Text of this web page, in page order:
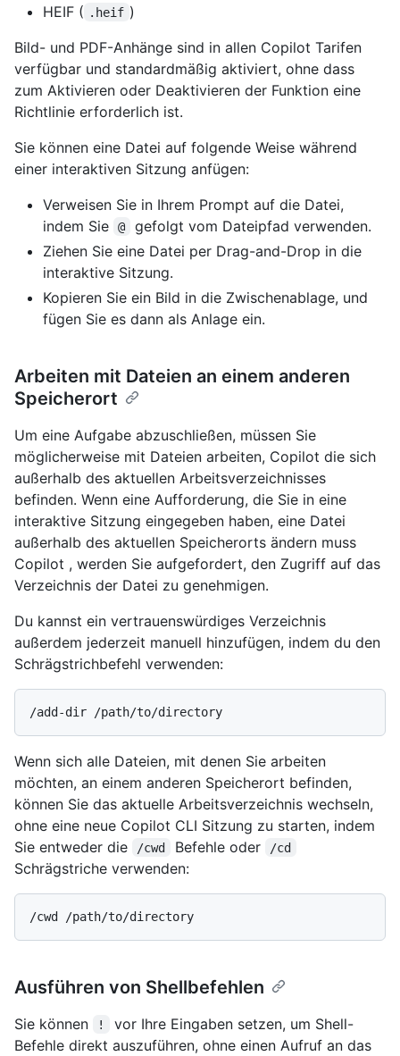
HEIF ( .heif )
Bild- und PDF-Anhänge sind in allen Copilot Tarifen
verfügbar und standardmäßig aktiviert, ohne dass
zum Aktivieren oder Deaktivieren der Funktion eine
Richtlinie erforderlich ist.
Sie können eine Datei auf folgende Weise während
einer interaktiven Sitzung anfügen:
Verweisen Sie in Ihrem Prompt auf die Datei,
indem Sie
@
gefolgt vom Dateipfad verwenden.
Ziehen Sie eine Datei per Drag-and-Drop in die
interaktive Sitzung.
Kopieren Sie ein Bild in die Zwischenablage, und
fügen Sie es dann als Anlage ein.
Arbeiten mit Dateien an einem anderen
Speicherort
Um eine Aufgabe abzuschließen, müssen Sie
möglicherweise mit Dateien arbeiten, Copilot die sich
außerhalb des aktuellen Arbeitsverzeichnisses
befinden. Wenn eine Aufforderung, die Sie in eine
interaktive Sitzung eingegeben haben, eine Datei
außerhalb des aktuellen Speicherorts ändern muss
Copilot , werden Sie aufgefordert, den Zugriff auf das
Verzeichnis der Datei zu genehmigen.
Du kannst ein vertrauenswürdiges Verzeichnis
außerdem jederzeit manuell hinzufügen, indem du den
Schrägstrichbefehl verwenden:
Wenn sich alle Dateien, mit denen Sie arbeiten
möchten, an einem anderen Speicherort befinden,
können Sie das aktuelle Arbeitsverzeichnis wechseln,
ohne eine neue Copilot CLI Sitzung zu starten, indem
Sie entweder die
/cwd Befehle oder /cd
Schrägstriche verwenden:
Ausführen von Shellbefehlen
Sie können !
vor Ihre Eingaben setzen, um Shell-
Befehle direkt auszuführen, ohne einen Aufruf an das